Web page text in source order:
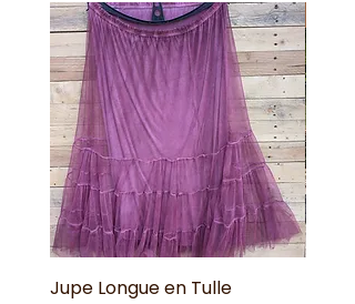
Jupe Longue en Tulle